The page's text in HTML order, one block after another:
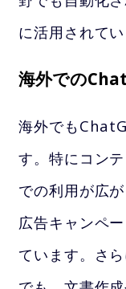
に活用されてい
海外での
海外でも
す。特にコン
での利用が広
広告キャンペ
ています。さ